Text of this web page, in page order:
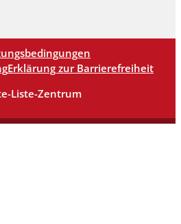
Erklärung zur Barrierefreiheit
Liste-Zentrum